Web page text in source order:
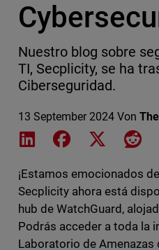
Nuestro blog sobre
TI, Secplicity, se ha
Ciberseguridad.
13 September 2024 Von
Share on LinkedIn
Share onShare on X
¡Estamos emocionados
Secplicity ahora está
hub de WatchGuard,
Podrás acceder a toda la
Laboratorio de Amenazas